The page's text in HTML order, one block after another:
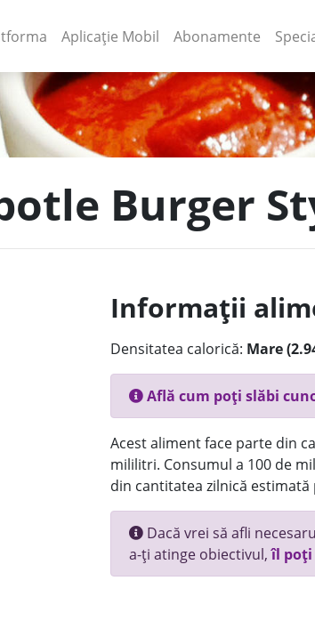
(current)
Aplicație Mobil (current)
Abonamente
Burger
Informații
Densitatea calorică: Mare
Află cum poți slăbi
Acest aliment face parte din
mililitri. Consumul a 100 de
din cantitatea zilnică
Dacă vrei să afli
a-ți atinge obiectivul,îl poți